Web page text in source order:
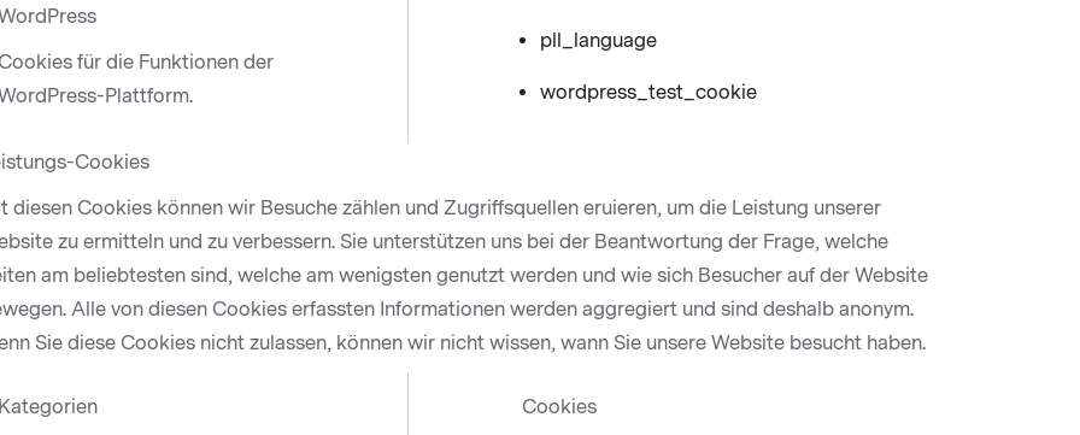
für die Funktionen der
Plattform.
pll_language
wordpress_test_cookie
Cookies
diesen Cookies können wir Besuche zählen und Zugriffsquellen eruieren, um die Leistung unserer
zu ermitteln und zu verbessern. Sie unterstützen uns bei der Beantwortung der Frage, welche
am beliebtesten sind, welche am wenigsten genutzt werden und wie sich Besucher auf der Website
Alle von diesen Cookies erfassten Informationen werden aggregiert und sind deshalb anonym.
Sie diese Cookies nicht zulassen, können wir nicht wissen, wann Sie unsere Website besucht haben.
Cookies
Kategorien